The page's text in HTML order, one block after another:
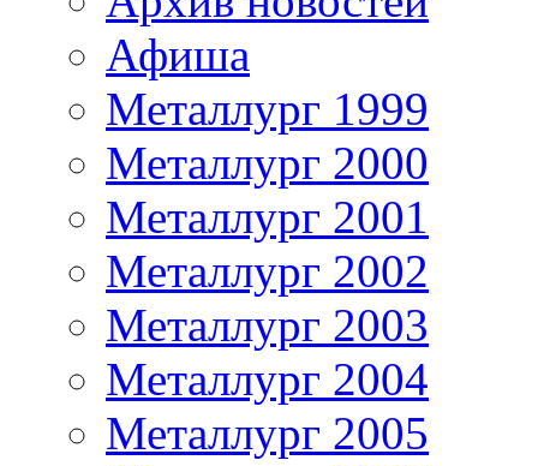
Афиша
Металлург 1999
Металлург 2000
Металлург 2001
Металлург 2002
Металлург 2003
Металлург 2004
Металлург 2005